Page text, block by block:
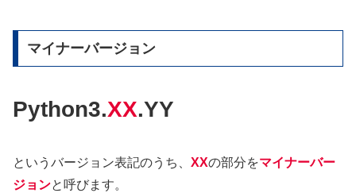
マイナーバージョン
Python3.XX.YY
というバージョン表記のうち、 XXの部分をマイナーバー
ジョンと呼びます。